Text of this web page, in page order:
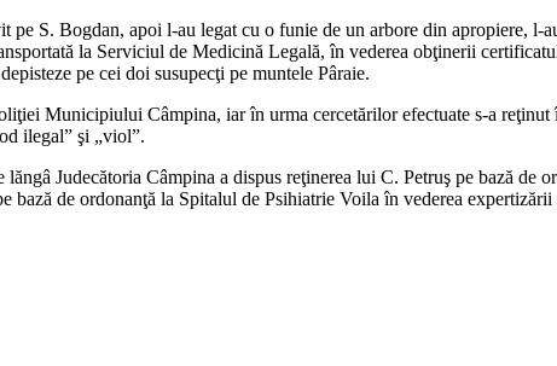
pe S. Bogdan, apoi l-au legat cu o funie de un arbore din apropiere,
la Serviciul de Medicină Legală, în vederea obţinerii
pe cei doi susupecţi pe muntele Pâraie.
Municipiului Câmpina, iar în urma cercetărilor efectuate s-a
ilegal” şi „viol”.
Judecătoria Câmpina a dispus reţinerea lui C. Petruş pe bază de
bază de ordonanţă la Spitalul de Psihiatrie Voila în vederea